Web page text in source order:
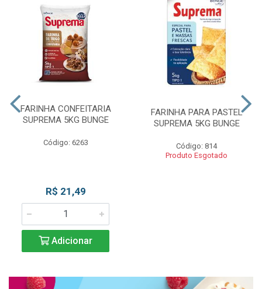
FARINHA CONFEITARIA
SUPREMA 5KG BUNGE
Código: 6263
R$ 21,49
Adicionar
FARINHA PARA PASTEL
SUPREMA 5KG BUNGE
Código: 814
Produto Esgotado